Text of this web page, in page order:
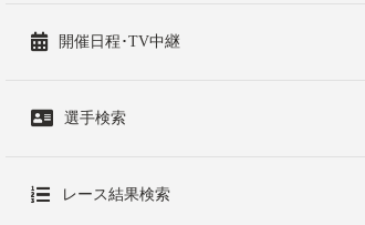
開催日程･TV中継
選手検索
レース結果検索